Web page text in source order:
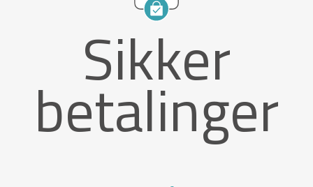
Sikker
betalinger